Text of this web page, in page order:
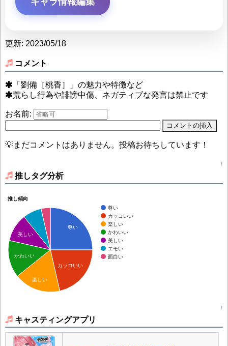
更新: 2023/05/18
コメント
「劉備［桃香］」の魅力や特徴など
荒らし行為や誹謗中傷、ネガティブな発言は禁止です
お名前:
💡まだコメントはありません。投稿お待ちしています！
↑
推しタグ分析
推し傾向
尊い
カッコいい
楽しい
かわいい
美しい
エモい
面白い
尊い
カッコいい
美しい
かわいい
楽しい
↑
キャスティングアプリ